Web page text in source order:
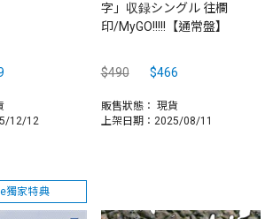
12/12
字」収録シングル 往欄
印/MyGO!!!!!【通常盤】
$490 $466
販售狀態： 現貨
上架日期：2025/08/11
獨家特典